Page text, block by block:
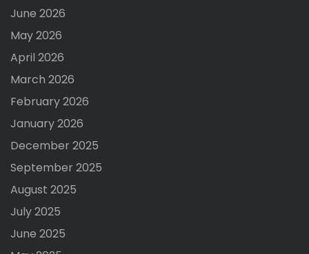
June 2026
May 2026
April 2026
March 2026
February 2026
January 2026
December 2025
September 2025
August 2025
July 2025
June 2025